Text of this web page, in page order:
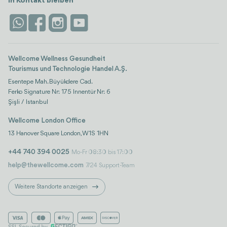
Vertrauen & Sicherheit
Kontaktieren Sie uns
Attraktionen
Bewertungen
Istanbul
Wellcome Wellness Gesundheit
Tourismus und Technologie Handel A.Ş.
Esentepe Mah. Büyükdere Cad.
Ferko Signature Nr: 175 Innentür Nr: 6
Şişli / Istanbul
Wellcome London Office
13 Hanover Square London, W1S 1HN
+44 740 394 0025 Mo-Fr 08:30 bis 17:00
help@thewellcome.com 7/24 Support-Team
Weitere Standorte anzeigen